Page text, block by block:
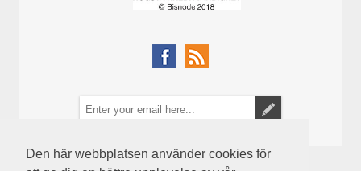
Den här webbplatsen använder cookies för